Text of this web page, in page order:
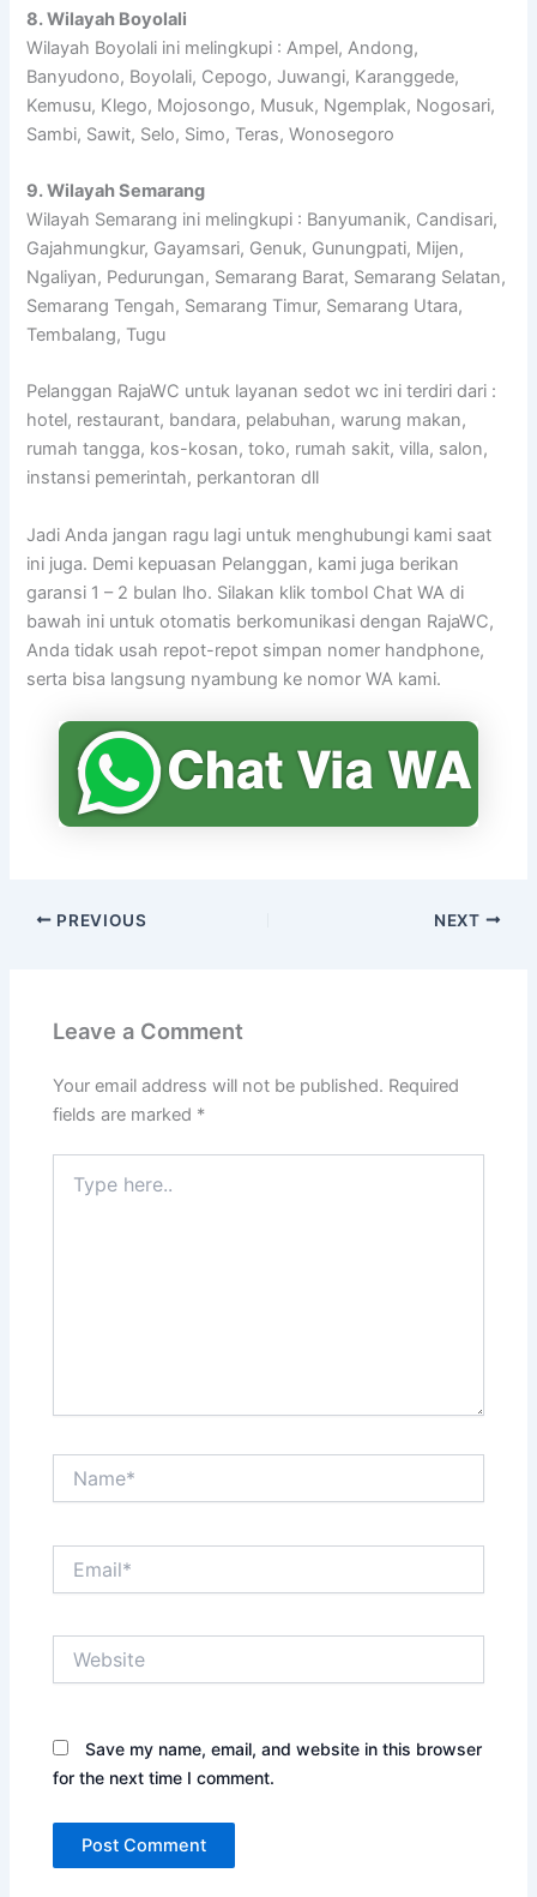
8. Wilayah Boyolali
Wilayah Boyolali ini melingkupi : Ampel, Andong,
Banyudono, Boyolali, Cepogo, Juwangi, Karanggede,
Kemusu, Klego, Mojosongo, Musuk, Ngemplak, Nogosari,
Sambi, Sawit, Selo, Simo, Teras, Wonosegoro
9. Wilayah Semarang
Wilayah Semarang ini melingkupi : Banyumanik, Candisari,
Gajahmungkur, Gayamsari, Genuk, Gunungpati, Mijen,
Ngaliyan, Pedurungan, Semarang Barat, Semarang Selatan,
Semarang Tengah, Semarang Timur, Semarang Utara,
Tembalang, Tugu
Pelanggan RajaWC untuk layanan sedot wc ini terdiri dari :
hotel, restaurant, bandara, pelabuhan, warung makan,
rumah tangga, kos-kosan, toko, rumah sakit, villa, salon,
instansi pemerintah, perkantoran dll
Jadi Anda jangan ragu lagi untuk menghubungi kami saat
ini juga. Demi kepuasan Pelanggan, kami juga berikan
garansi 1 – 2 bulan lho. Silakan klik tombol Chat WA di
bawah ini untuk otomatis berkomunikasi dengan RajaWC,
Anda tidak usah repot-repot simpan nomer handphone,
serta bisa langsung nyambung ke nomor WA kami.
PREVIOUS NEXT
Leave a Comment
Your email address will not be published. Required
fields are marked *
here..
Save my name, email, and website in this browser
for the next time I comment.